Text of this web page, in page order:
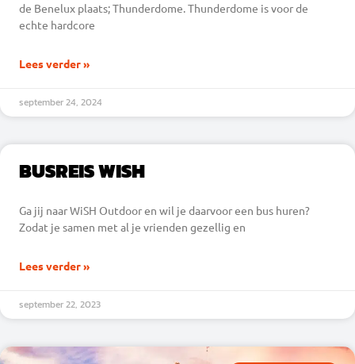
de Benelux plaats; Thunderdome. Thunderdome is voor de
echte hardcore
Lees verder »
september 24, 2024
BUSREIS WISH
Ga jij naar WiSH Outdoor en wil je daarvoor een bus huren?
Zodat je samen met al je vrienden gezellig en
Lees verder »
september 22, 2023